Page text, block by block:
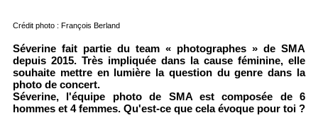
Crédit photo : François Berland
Séverine fait partie du team « photographes » de SMA
depuis 2015. Très impliquée dans la cause féminine, elle
souhaite mettre en lumière la question du genre dans la
photo de concert.
Séverine, l'équipe photo de SMA est composée de 6
hommes et 4 femmes. Qu'est-ce que cela évoque pour toi ?